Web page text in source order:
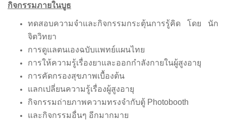
กิจกรรมภายในบูธ
ทดสอบความจำและกิจกรรมกระตุ้นการรู้คิด โดย นัก
จิตวิทยา
การดูแลตนเองฉบับแพทย์แผนไทย
การให้ความรู้เรื่องยาและออกกำลังกายในผู้สูงอายุ
การคัดกรองสุขภาพเบื้องต้น
แลกเปลี่ยนความรู้เรื่องผู้สูงอายุ
กิจกรรมถ่ายภาพความทรงจำกับตู้ Photobooth
และกิจกรรมอื่นๆ อีกมากมาย